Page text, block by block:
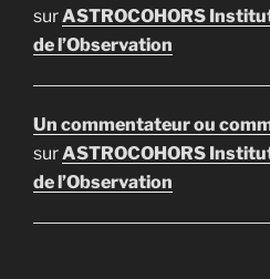
surASTROCOHORS
de l’Observation
Un commentateur ou
surASTROCOHORS
de l’Observation